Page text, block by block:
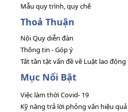
Mẫu quy trình, quy chế
Thoả Thuận
Nội Quy diễn đàn
Thông tin - Góp ý
Tất tần tật vấn đề về Luật lao động
Mục Nổi Bật
Việc làm thời Covid- 19
Kỹ năng trả lời phỏng vấn hiệu quả